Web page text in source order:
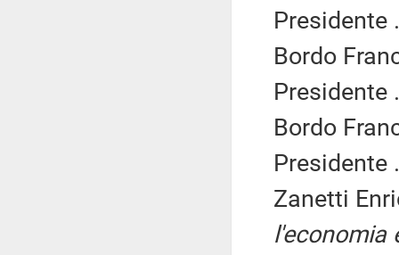
Presidente
Bordo
Presidente
Bordo
Presidente
Zanetti
l'economia